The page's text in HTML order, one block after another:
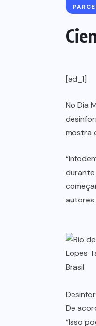
[ad_1]
No Dia
mostra
durante
autores
De
“Isso